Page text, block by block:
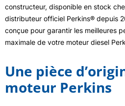
constructeur, disponible en stock
distributeur officiel Perkins® depuis
conçue pour garantir les meilleures
maximale de votre moteur diesel
Une pièce
moteur Perkins